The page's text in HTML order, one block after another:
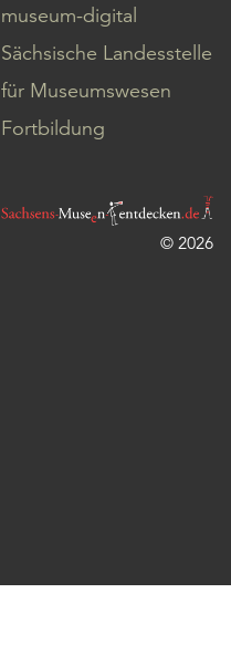
museum-digital
Sächsische Landesstelle
für Museumswesen
Fortbildung
© 2026